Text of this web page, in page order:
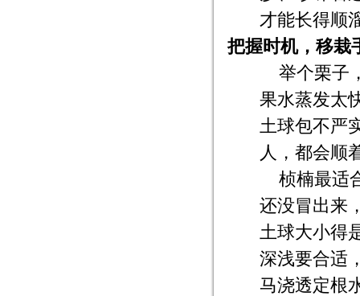
才能长得顺
把握时机，移栽
举个栗子
果水蒸发太
土球包不严
人，都会顺
桢楠最适
还没冒出来
土球大小得
深浅要合适
马浇透定根